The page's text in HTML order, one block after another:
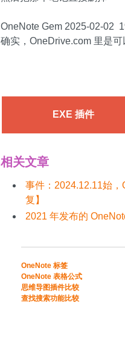
OneNote Gem 2025-02-02
确实，OneDrive.com 里是
EXE 插件
相关文章
事件：2024.12.11始
复】
2021 年发布的
​​OneNote 标签
OneNote 表格公式​
​思维导图插件比较​
​查找搜索功能比较​